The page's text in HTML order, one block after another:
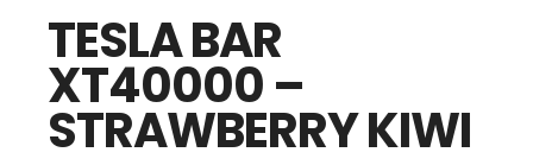
TESLA BAR
XT40000 –
STRAWBERRY KIWI